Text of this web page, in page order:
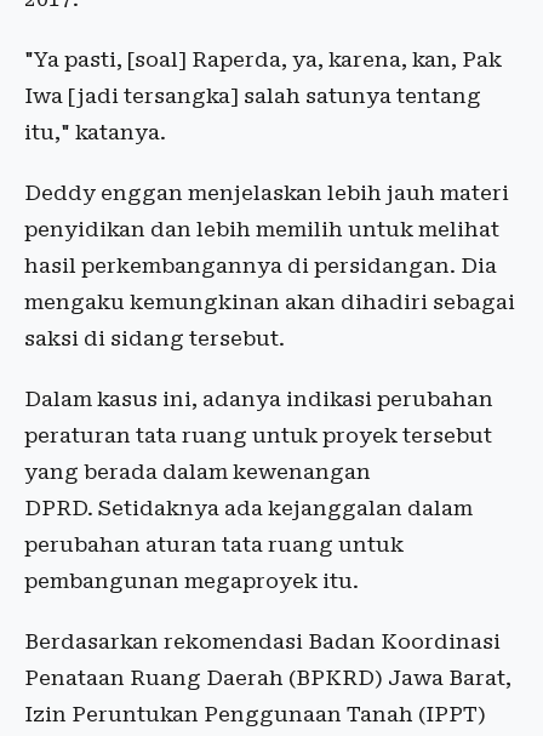
"Ya pasti, [soal] Raperda, ya, karena, kan, Pak
Iwa [jadi tersangka] salah satunya tentang
itu," katanya.
Deddy enggan menjelaskan lebih jauh materi
penyidikan dan lebih memilih untuk melihat
hasil perkembangannya di persidangan. Dia
mengaku kemungkinan akan dihadiri sebagai
saksi di sidang tersebut.
Dalam kasus ini, adanya indikasi perubahan
peraturan tata ruang untuk proyek tersebut
yang berada dalam kewenangan
DPRD. Setidaknya ada kejanggalan dalam
perubahan aturan tata ruang untuk
pembangunan megaproyek itu.
Berdasarkan rekomendasi Badan Koordinasi
Penataan Ruang Daerah (BPKRD) Jawa Barat,
Izin Peruntukan Penggunaan Tanah (IPPT)